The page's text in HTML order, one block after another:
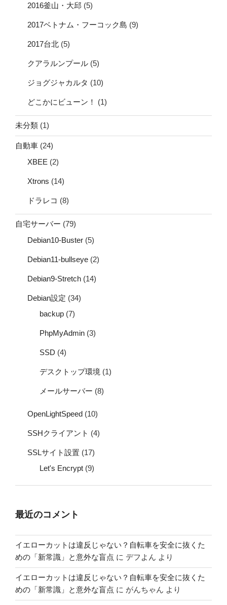
2016釜山・大邱 (5)
2017ベトナム・フーコック島 (9)
2017台北 (5)
クアラルンプール (5)
ジョグジャカルタ (10)
どこかにビューン！ (1)
未分類 (1)
自動車 (24)
XBEE (2)
Xtrons (14)
ドラレコ (8)
自宅サーバー (79)
Debian10-Buster (5)
Debian11-bullseye (2)
Debian9-Stretch (14)
Debian設定 (34)
backup (7)
PhpMyAdmin (3)
SSD (4)
デスクトップ環境 (1)
メールサーバー (8)
OpenLightSpeed (10)
SSHクライアント (4)
SSLサイト設置 (17)
Let's Encrypt (9)
最近のコメント
イエローカットは違反じゃない？自転車を安全に抜くた
めの「新常識」と意外な盲点 に デフよん より
イエローカットは違反じゃない？自転車を安全に抜くた
めの「新常識」と意外な盲点 に がんちゃん より